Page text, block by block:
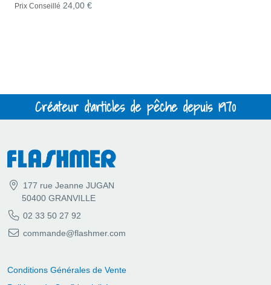
Prix Conseillé 24,00 €
Créateur d'articles de pêche depuis 1970
177 rue Jeanne JUGAN
50400 GRANVILLE
02 33 50 27 92
commande@flashmer.com
Conditions Générales de Vente